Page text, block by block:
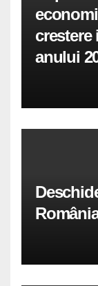
crestere
anului